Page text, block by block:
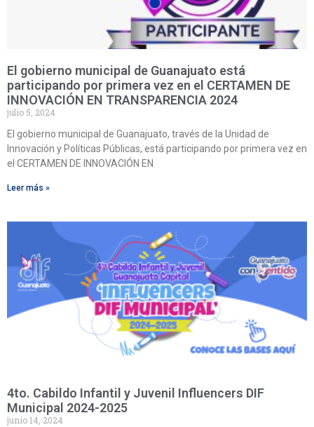
El gobierno municipal de Guanajuato está
participando por primera vez en el CERTAMEN DE
INNOVACIÓN EN TRANSPARENCIA 2024
julio 5, 2024
El gobierno municipal de Guanajuato, través de la Unidad de
Innovación y Políticas Públicas, está participando por primera vez en
el CERTAMEN DE INNOVACIÓN EN
Leer más »
4to. Cabildo Infantil y Juvenil Influencers DIF
Municipal 2024-2025
junio 14, 2024